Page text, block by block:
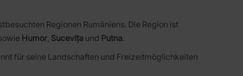
Regionen Rumäniens. Die Region ist
Humor, Sucevița und Putna.
für seine Landschaften und Freizeitmöglichkeiten